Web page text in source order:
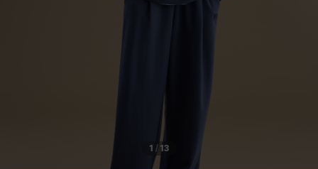
1 / 13